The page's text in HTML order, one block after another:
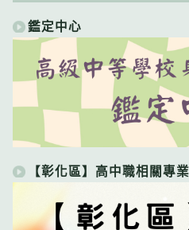
鑑定中心
【彰化區】高中職相關專